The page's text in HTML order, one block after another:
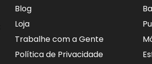
Blog
Loja
Trabalhe com a Gente
Política de Privacidade